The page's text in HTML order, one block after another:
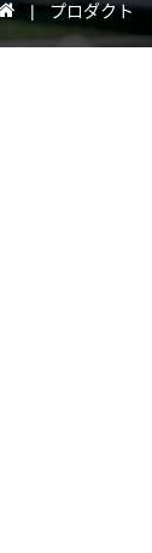
| プロダクト